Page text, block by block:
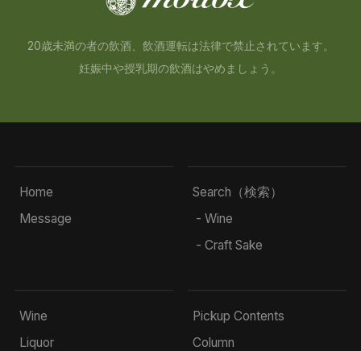
20歳未満の者の飲酒、飲酒運転は法律で禁止されています。
妊娠中や授乳期の飲酒はやめましょう。
Home
Message
Search（検索）
- Wine
- Craft Sake
Wine
Liquor
Pickup Contents
Column